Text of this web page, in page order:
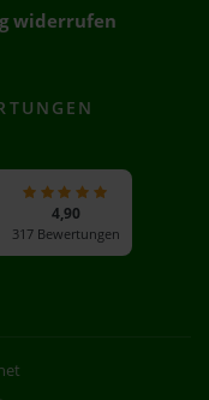
widerrufen
4,90
317 Bewertungen